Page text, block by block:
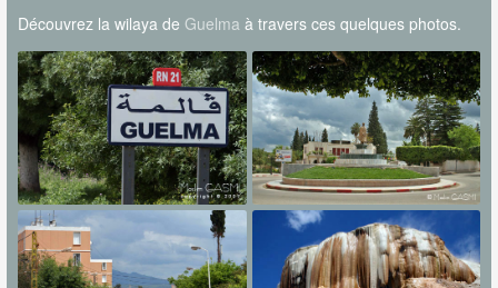
Découvrez la wilaya de Guelmaà travers ces quelques photos.